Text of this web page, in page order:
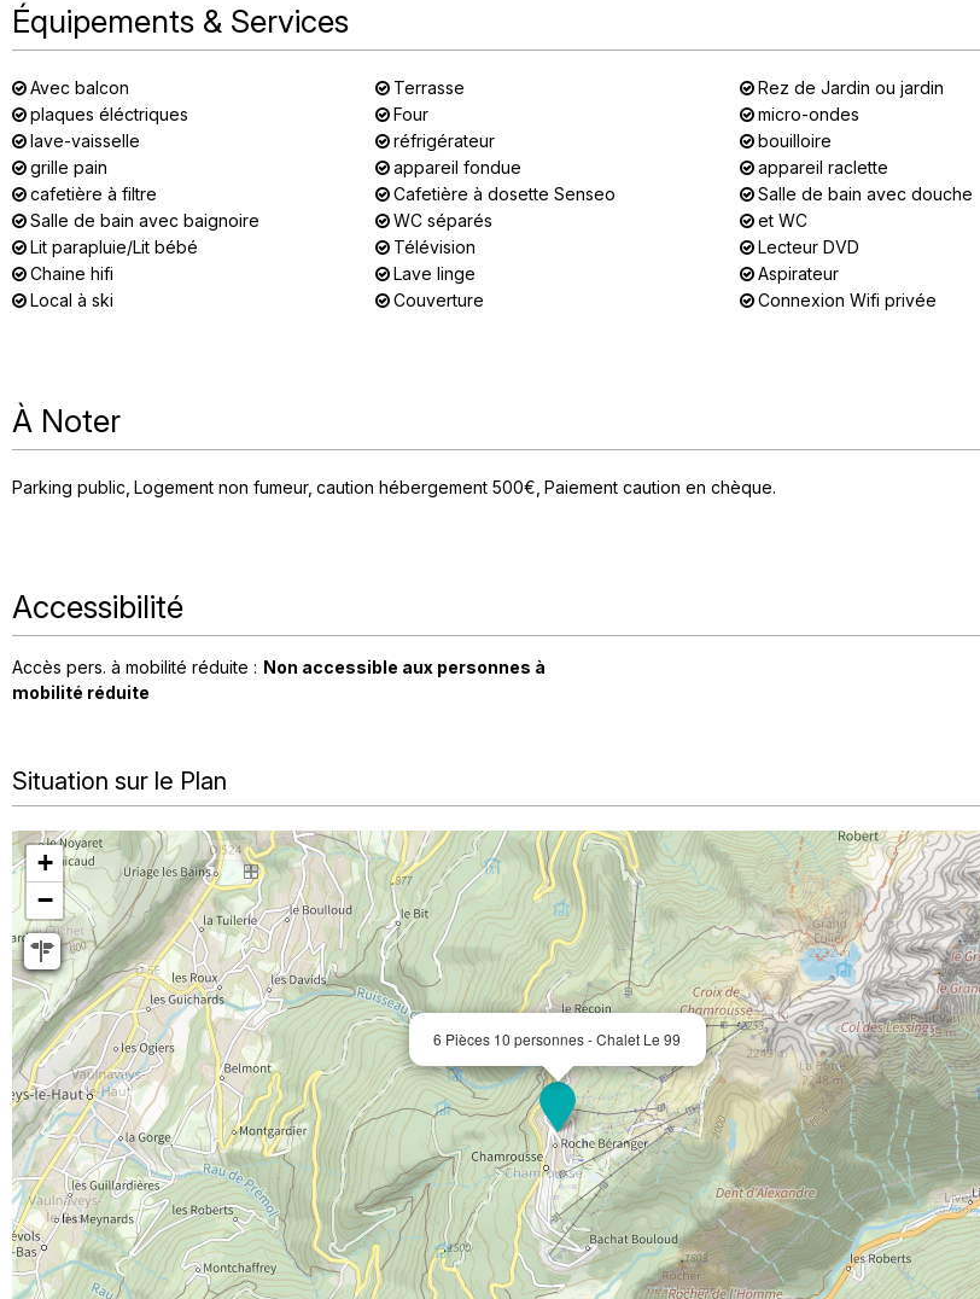
Équipements & Services
Avec balcon Terrasse
Rez de Jardin ou jardin
plaques éléctriques
Four
micro-ondes
lave-vaisselle
réfrigérateur
bouilloire
grille pain
appareil fondue
appareil raclette
cafetière à filtre
Cafetière à dosette Senseo
Salle de bain avec douche
Salle de bain avec baignoire
WC séparés
et WC
Lit parapluie/Lit bébé
Télévision
Lecteur DVD
Chaine hifi
Lave linge
Aspirateur
Local à ski
Couverture Connexion Wifi privée
À Noter
Parking public Logement non fumeur caution hébergement 500€ Paiement caution en chèque
Accessibilité
Accès pers. à mobilité réduite : Non accessible aux personnes à
mobilité réduite
Situation sur le Plan
6 Pièces 10 personnes - Chalet Le 99
+
−